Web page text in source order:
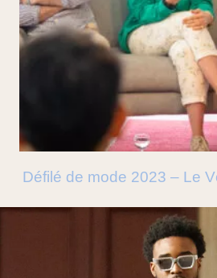
Défilé de mode 2023 – Le